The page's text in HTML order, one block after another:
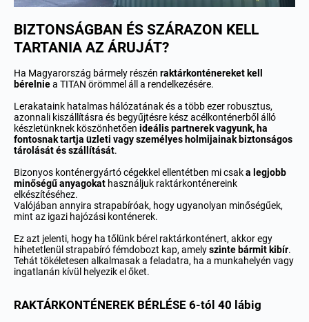
BIZTONSÁGBAN ÉS SZÁRAZON KELL
TARTANIA AZ ÁRUJÁT?
Ha Magyarország bármely részén raktárkonténereket kell
bérelniea TITAN örömmel áll a rendelkezésére.
Lerakataink hatalmas hálózatának és a több ezer robusztus,
azonnali kiszállításra és begyűjtésre kész acélkonténerből álló
készletünknek köszönhetően ideális partnerek vagyunk, ha
fontosnak tartja üzleti vagy személyes holmijainak biztonságos
tárolását és szállítását.
Bizonyos konténergyártó cégekkel ellentétben mi csaka legjobb
minőségű anyagokat használjuk raktárkonténereink
elkészítéséhez.
Valójában annyira strapabíróak, hogy ugyanolyan minőségűek,
mint az igazi hajózási konténerek.
Ez azt jelenti, hogy ha tőlünk bérel raktárkonténert, akkor egy
hihetetlenül strapabíró fémdobozt kap, amelyszinte bármit kibír.
Tehát tökéletesen alkalmasak a feladatra, ha a munkahelyén vagy
ingatlanán kívül helyezik el őket.
RAKTÁRKONTÉNEREK BÉRLÉSE 6-tól 40 lábig